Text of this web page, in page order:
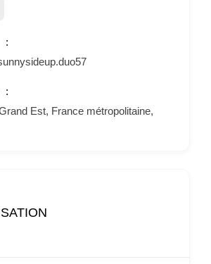
Est, France métropolitaine,